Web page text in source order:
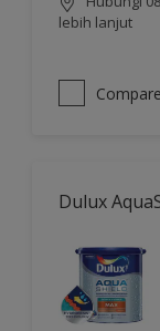
lebih lanjut
Compare
Dulux